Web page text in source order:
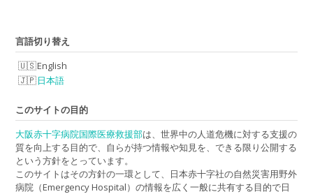
言語切り替え
English
日本語
このサイトの目的
大阪赤十字病院国際医療救援部は、世界中の人道危機に対する支援の
質を向上する目的で、自らが持つ情報や知見を、できる限り公開する
という方針をとっています。
このサイトはその方針の一環として、日本赤十字社の自然災害用野外
病院（Emergency Hospital）の情報を広く一般に共有する目的で日